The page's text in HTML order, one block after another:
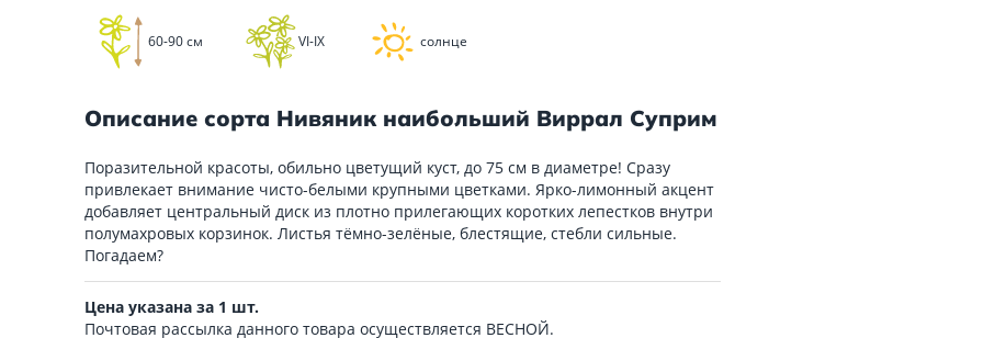
60-90 см VI-IX солнце
Описание сорта Нивяник наибольший Виррал Суприм
Поразительной красоты, обильно цветущий куст, до 75 см в диаметре! Сразу
привлекает внимание чисто-белыми крупными цветками. Ярко-лимонный акцент
добавляет центральный диск из плотно прилегающих коротких лепестков внутри
полумахровых корзинок. Листья тёмно-зелёные, блестящие, стебли сильные.
Погадаем?
Цена указана за 1 шт.
Почтовая рассылка данного товара осуществляется ВЕСНОЙ.